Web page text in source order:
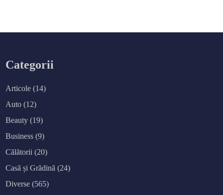
Categorii
Articole (14)
Auto (12)
Beauty (19)
Business (9)
Călătorii (20)
Casă și Grădină (24)
Diverse (565)